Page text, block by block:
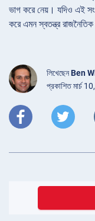
ভাগ করে নেয়। যদিও এই
করে এমন স্বতন্ত্র
লিখেছেনBen
প্রকাশিত মার্চ